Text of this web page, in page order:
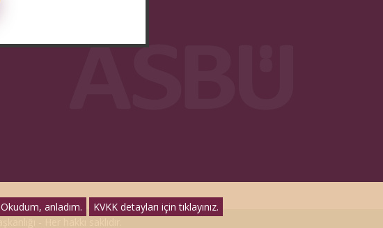
Okudum, anladım. KVKK detayları için tıklayınız.